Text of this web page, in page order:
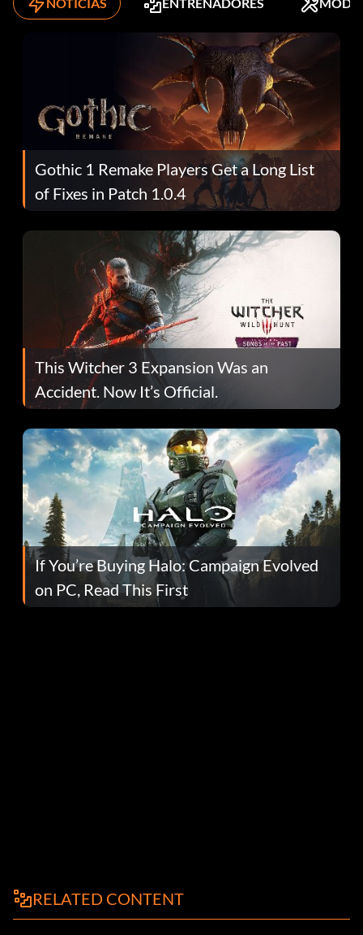
Gothic 1 Remake Players Get a Long List
of Fixes in Patch 1.0.4
This Witcher 3 Expansion Was an
Accident. Now It’s Official.
If You’re Buying Halo: Campaign Evolved
on PC, Read This First
RELATED CONTENT